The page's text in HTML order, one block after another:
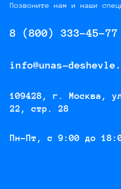
Позвоните нам и наши
8 (800) 333-45-77
info@unas-
109428, г. Москва,
22, стр. 28
Пн-Пт, с 9:00 до